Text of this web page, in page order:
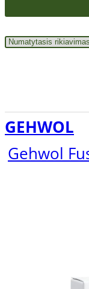
GEHWOL
Gehwol